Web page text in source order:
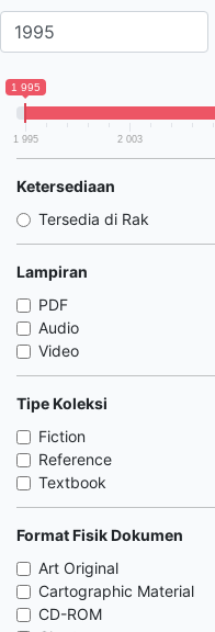
1 995
1 995 2 003
Ketersediaan
Tersedia di Rak
Lampiran
PDF
Audio
Video
Tipe Koleksi
Fiction
Reference
Textbook
Format Fisik Dokumen
Art Original
Cartographic Material
CD-ROM